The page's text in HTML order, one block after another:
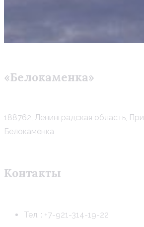
«Белокаменка»
188762, Ленинградская область,
Белокаменка
Контакты
Тел. : +7-921-314-19-22